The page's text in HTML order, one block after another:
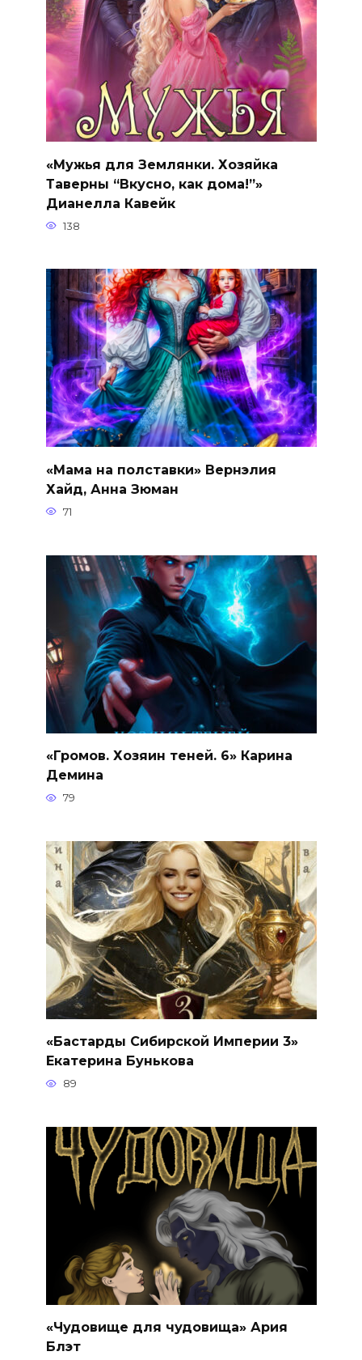
«Мужья для Землянки. Хозяйка
Таверны “Вкусно, как дома!”»
Дианелла Кавейк
138
«Мама на полставки» Вернэлия
Хайд, Анна Зюман
71
«Громов. Хозяин теней. 6» Карина
Демина
79
«Бастарды Сибирской Империи 3»
Екатерина Бунькова
89
«Чудовище для чудовища» Ария
Блэт